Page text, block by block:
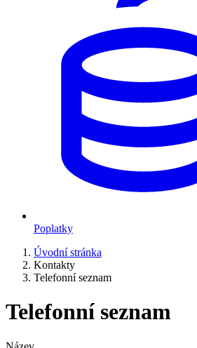
Poplatky
Úvodní stránka
Kontakty
Telefonní seznam
Telefonní seznam